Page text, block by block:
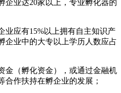
企业达20家以上，专业孵化器的
业应有15%以上拥有自主知识产
企业中的大专以上学历人数应占
金（孵化资金），或通过金融机
合作扶持在孵企业的发展；